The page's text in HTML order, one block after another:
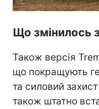
Що змінилось
Також версія
що покращують
та силовий
також штатно